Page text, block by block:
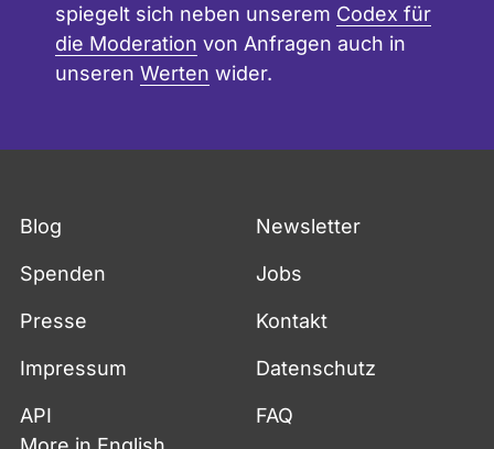
spiegelt sich neben unserem Codex für
die Moderation von Anfragen auch in
unseren Werten wider.
Blog Newsletter
Spenden Jobs
Presse Kontakt
Impressum Datenschutz
API
FAQ